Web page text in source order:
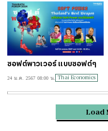
ซอฟต์พาวเวอร์ แบบซอฟต์ๆ
24 ม.ค. 2567 08:00 น. Thai Economics
Load